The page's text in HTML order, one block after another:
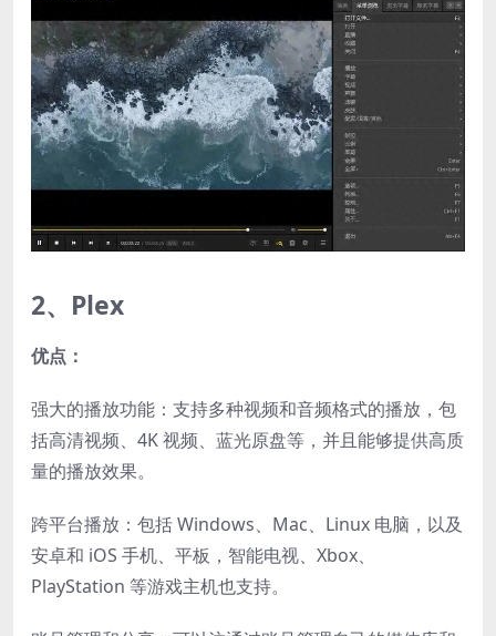
2、Plex
优点：
强大的播放功能：支持多种视频和音频格式的播放，包
括高清视频、4K 视频、蓝光原盘等，并且能够提供高质
量的播放效果。
跨平台播放：包括 Windows、Mac、Linux 电脑，以及
安卓和 iOS 手机、平板，智能电视、Xbox、
PlayStation 等游戏主机也支持。